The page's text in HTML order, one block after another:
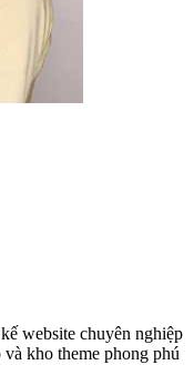
website chuyên nghiệp
kho theme phong phú